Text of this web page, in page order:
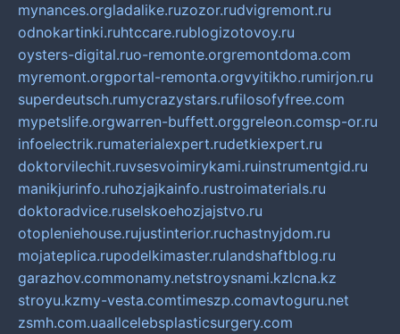
mynances.orgladalike.ruzozor.rudvigremont.ru
odnokartinki.ruhtccare.rublogizotovoy.ru
oysters-digital.ruo-remonte.orgremontdoma.com
myremont.orgportal-remonta.orgvyitikho.rumirjon.ru
superdeutsch.rumycrazystars.rufilosofyfree.com
mypetslife.orgwarren-buffett.orggreleon.comsp-or.ru
infoelectrik.rumaterialexpert.rudetkiexpert.ru
doktorvilechit.ruvsesvoimirykami.ruinstrumentgid.ru
manikjurinfo.ruhozjajkainfo.rustroimaterials.ru
doktoradvice.ruselskoehozjajstvo.ru
otopleniehouse.rujustinterior.ruchastnyjdom.ru
mojateplica.rupodelkimaster.rulandshaftblog.ru
garazhov.commonamy.netstroysnami.kzlcna.kz
stroyu.kzmy-vesta.comtimeszp.comavtoguru.net
zsmh.com.uaallcelebsplasticsurgery.com